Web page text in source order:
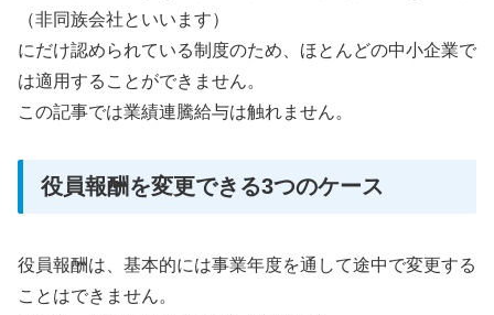
（非同族会社といいます）
にだけ認められている制度のため、ほとんどの中小企業で
は適用することができません。
この記事では業績連騰給与は触れません。
役員報酬を変更できる3つのケース
役員報酬は、基本的には事業年度を通して途中で変更する
ことはできません。